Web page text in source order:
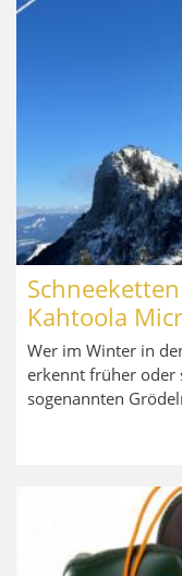
Kahtoola
Wer im Winter in
erkennt früher oder
sogenannten